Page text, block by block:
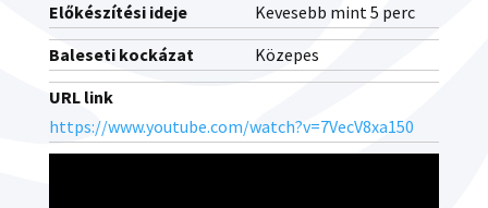
Előkészítési ideje
Kevesebb mint 5 perc
Baleseti kockázat
Közepes
URL link
https://www.youtube.com/watch?v=7VecV8xa150